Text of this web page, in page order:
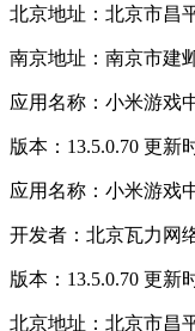
北京地址：北京市昌
南京地址：南京市建
应用名称：小米游戏
版本：13.5.0.70 更新
应用名称：小米游戏
开发者：北京瓦力网
版本：13.5.0.70 更新
北京地址：北京市昌